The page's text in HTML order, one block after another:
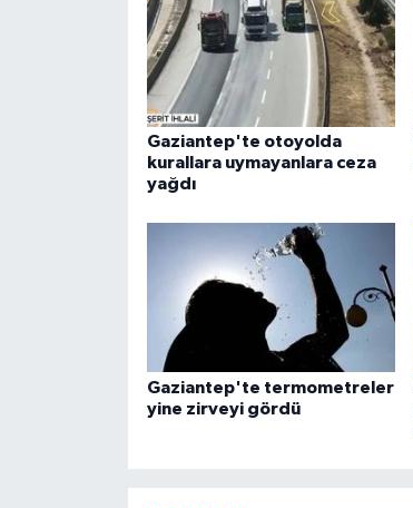
Gaziantep'te otoyolda
kurallara uymayanlara ceza
yağdı
Gaziantep'te termometreler
yine zirveyi gördü